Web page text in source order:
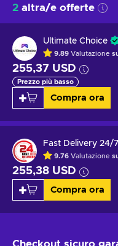
2 altra/e offerte
Ultimate Choice
9.89 Valutazione
255,37 USD
Prezzo più basso
Compra ora
Fast Delivery 24/7
9.76 Valutazione
255,38 USD
Compra ora
Checkout sicuro